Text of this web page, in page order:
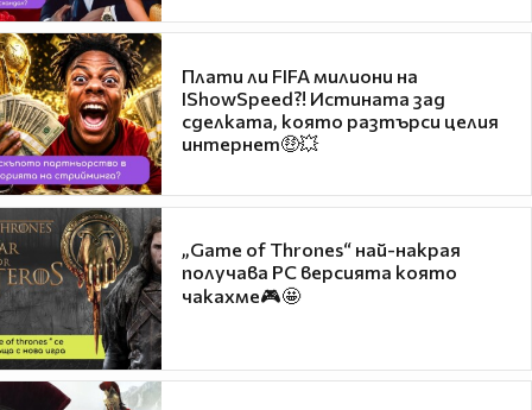
Плати ли FIFA милиони на
IShowSpeed?! Истината зад
сделката, която разтърси целия
интернет🤑💥
„Game of Thrones“ най-накрая
получава PC версията която
чакахме🎮🤩